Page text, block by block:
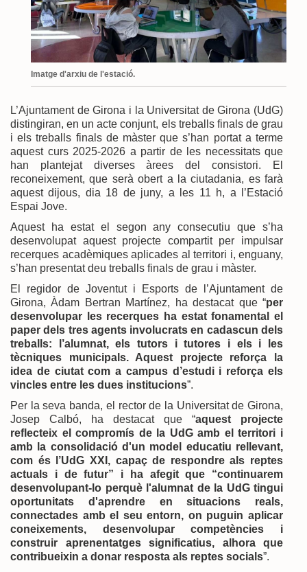
Imatge d'arxiu de l'estació.
L’Ajuntament de Girona i la Universitat de Girona (UdG)
distingiran, en un acte conjunt, els treballs finals de grau
i els treballs finals de màster que s’han portat a terme
aquest curs 2025-2026 a partir de les necessitats que
han plantejat diverses àrees del consistori. El
reconeixement, que serà obert a la ciutadania, es farà
aquest dijous, dia 18 de juny, a les 11 h, a l’Estació
Espai Jove.
Aquest ha estat el segon any consecutiu que s’ha
desenvolupat aquest projecte compartit per impulsar
recerques acadèmiques aplicades al territori i, enguany,
s’han presentat deu treballs finals de grau i màster.
El regidor de Joventut i Esports de l’Ajuntament de
Girona, Àdam Bertran Martínez, ha destacat que “per
desenvolupar les recerques ha estat fonamental el
paper dels tres agents involucrats en cadascun dels
treballs: l’alumnat, els tutors i tutores i els i les
tècniques municipals. Aquest projecte reforça la
idea de ciutat com a campus d’estudi i reforça els
vincles entre les dues institucions”.
Per la seva banda, el rector de la Universitat de Girona,
Josep Calbó, ha destacat que “aquest projecte
reflecteix el compromís de la UdG amb el territori i
amb la consolidació d'un model educatiu rellevant,
com és l’UdG XXI, capaç de respondre als reptes
actuals i de futur” i ha afegit que “continuarem
desenvolupant-lo perquè l'alumnat de la UdG tingui
oportunitats d'aprendre en situacions reals,
connectades amb el seu entorn, on puguin aplicar
coneixements, desenvolupar competències i
construir aprenentatges significatius, alhora que
contribueixin a donar resposta als reptes socials”.